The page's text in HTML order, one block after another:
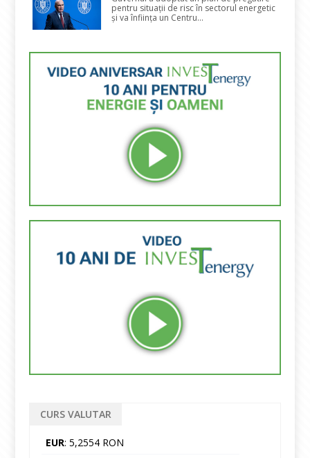
pentru situații de risc în sectorul energetic
și va înființa un Centru...
CURS VALUTAR
EUR: 5,2554 RON